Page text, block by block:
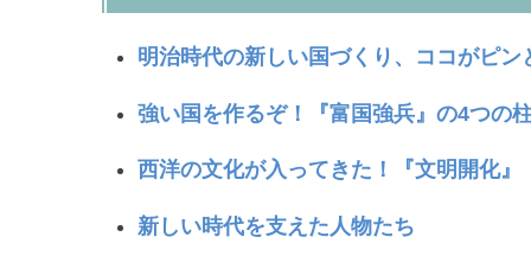
明治時代の新しい国づくり、ココがピン
強い国を作るぞ！『富国強兵』の4つの
西洋の文化が入ってきた！『文明開化』
新しい時代を支えた人物たち